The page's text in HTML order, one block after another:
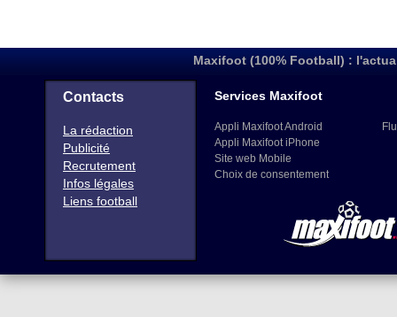
Maxifoot (100% Football) :
Contacts
La rédaction
Publicité
Recrutement
Infos légales
Liens football
Services Maxifoot
Appli Maxifoot Android
Appli Maxifoot iPhone
Site web Mobile
Choix de consentement